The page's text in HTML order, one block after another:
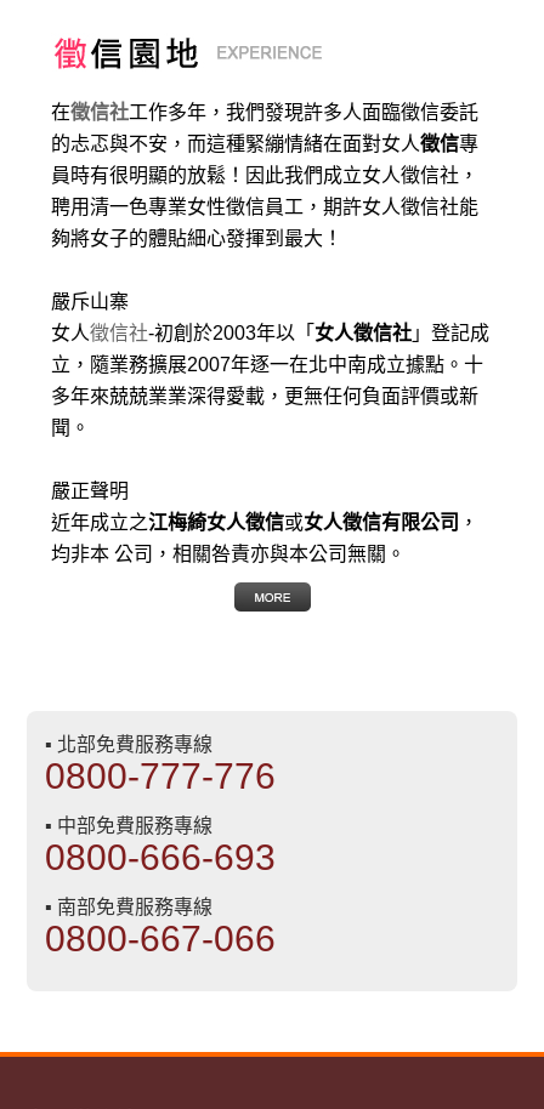
在徵信社工作多年，我們發現許多人面臨徵信委託
的忐忑與不安，而這種緊繃情緒在面對女人徵信專
員時有很明顯的放鬆！因此我們成立女人徵信社，
聘用清一色專業女性徵信員工，期許女人徵信社能
夠將女子的體貼細心發揮到最大 ！
嚴斥山寨
女人徵信社-初創於2003年以「 女人徵信社 」登記成
立，隨業務擴展2007年逐一在北中南成立據點。十
多年來兢兢業業深得愛載，更無任何負面評價或新
聞。
嚴正聲明
近年成立之江梅綺女人徵信或女人徵信有限公司 ，
均非本 公司，相關咎責亦與本公司無關。
▪ 北部免費服務專線
0800-777-776
▪ 中部免費服務專線
0800-666-693
▪ 南部免費服務專線
0800-667-066